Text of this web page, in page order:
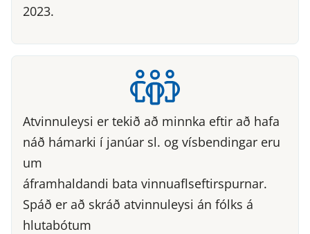
2023.
Atvinnuleysi er tekið að minnka eftir að hafa
náð hámarki í janúar sl. og vísbendingar eru
um
áframhaldandi bata vinnuaflseftirspurnar.
Spáð er að skráð atvinnuleysi án fólks á
hlutabótum